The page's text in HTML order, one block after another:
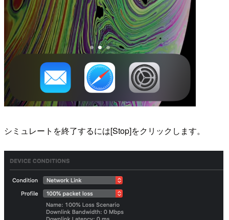
シミュレートを終了するには[Stop]をクリックします。